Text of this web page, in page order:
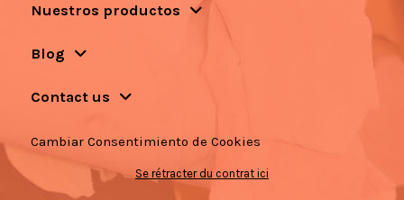
Nuestros productos
Blog
Contact us
Cambiar Consentimiento de Cookies
Se rétracter du contrat ici